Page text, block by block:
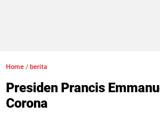
Home / berita
Presiden Prancis
Corona